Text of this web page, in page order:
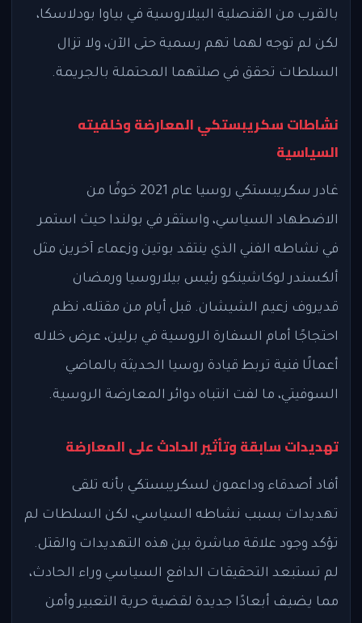
بالقرب من القنصلية البيلاروسية في بياوا بودلاسكا،
لكن لم توجه لهما تهم رسمية حتى الآن، ولا تزال
السلطات تحقق في صلتهما المحتملة بالجريمة.
نشاطات سكريبستكي المعارضة وخلفيته
السياسية
غادر سكريبستكي روسيا عام 2021 خوفًا من
الاضطهاد السياسي، واستقر في بولندا حيث استمر
في نشاطه الفني الذي ينتقد بوتين وزعماء آخرين مثل
ألكسندر لوكاشينكو رئيس بيلاروسيا ورمضان
قديروف زعيم الشيشان. قبل أيام من مقتله، نظم
احتجاجًا أمام السفارة الروسية في برلين، عرض خلاله
أعمالًا فنية تربط قيادة روسيا الحديثة بالماضي
السوفيتي، ما لفت انتباه دوائر المعارضة الروسية.
تهديدات سابقة وتأثير الحادث على المعارضة
أفاد أصدقاء وداعمون لسكريبستكي بأنه تلقى
تهديدات بسبب نشاطه السياسي، لكن السلطات لم
تؤكد وجود علاقة مباشرة بين هذه التهديدات والقتل.
لم تستبعد التحقيقات الدافع السياسي وراء الحادث،
مما يضيف أبعادًا جديدة لقضية حرية التعبير وأمن